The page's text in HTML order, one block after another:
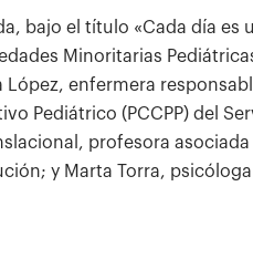
bajo el título «Cada día
Minoritarias
enfermera
Pediátrico (PCCPP) del
profesora
y Marta Torra,